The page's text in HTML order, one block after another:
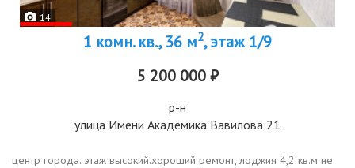
14
1 комн. кв., 36 м2, этаж 1/9
5 200 000 ₽
р-н
улица Имени Академика Вавилова 21
центр города. этаж высокий.хороший ремонт, лоджия 4,2 кв.м не